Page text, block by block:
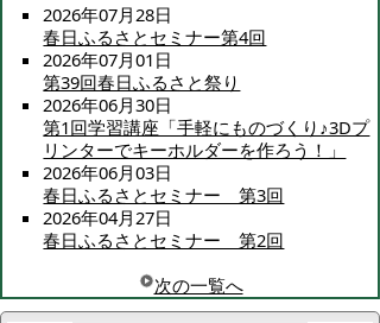
2026年07月28日
春日ふるさとセミナー第4回
2026年07月01日
第39回春日ふるさと祭り
2026年06月30日
第1回学習講座「手軽にものづくり♪3Dプ
リンターでキーホルダーを作ろう！」
2026年06月03日
春日ふるさとセミナー 第3回
2026年04月27日
春日ふるさとセミナー 第2回
次の一覧へ